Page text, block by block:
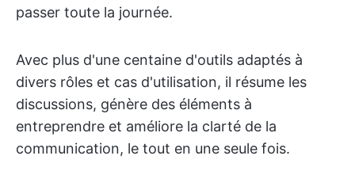
passer toute la journée.
Avec plus d'une centaine d'outils adaptés à
divers rôles et cas d'utilisation, il résume les
discussions, génère des éléments à
entreprendre et améliore la clarté de la
communication, le tout en une seule fois.